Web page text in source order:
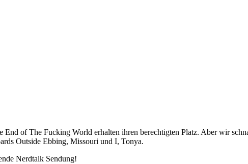
of The Fucking World erhalten ihren berechtigten Platz. Aber wir
Outside Ebbing, Missouri und I, Tonya.
Nerdtalk Sendung!